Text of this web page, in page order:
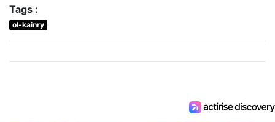
Tags :
ol-kainry